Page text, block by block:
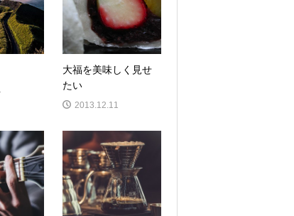
大福を美味しく見せ
たい
2013.12.11